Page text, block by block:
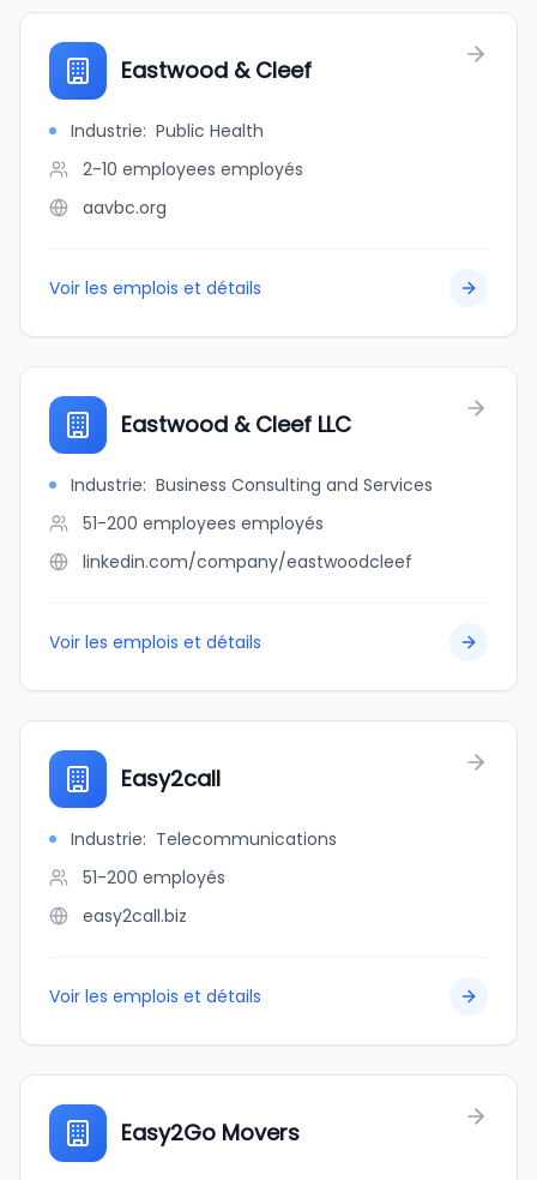
Eastwood & Cleef
Industrie: Public Health
2-10 employees employés
aavbc.org
Voir les emplois et détails
Eastwood & Cleef LLC
Industrie: Business Consulting and Services
51-200 employees employés
linkedin.com/company/eastwoodcleef
Voir les emplois et détails
Easy2call
Industrie: Telecommunications
51-200 employés
easy2call.biz
Voir les emplois et détails
Easy2Go Movers